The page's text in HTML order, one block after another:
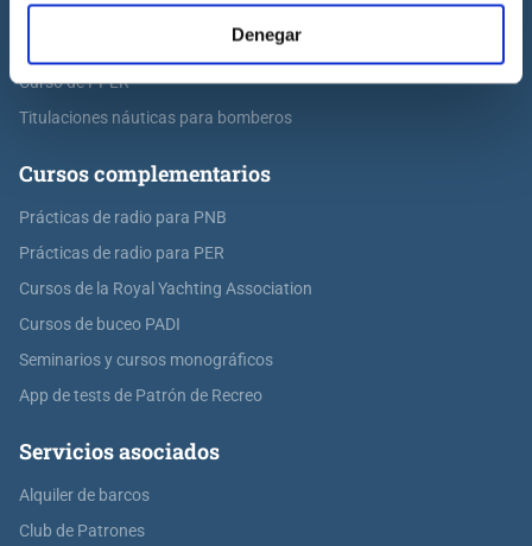
Denegar
Curso de Patrón de Yate
Curso de PPER
Titulaciones náuticas para bomberos
Cursos complementarios
Prácticas de radio para PNB
Prácticas de radio para PER
Cursos de la Royal Yachting Association
Cursos de buceo PADI
Seminarios y cursos monográficos
App de tests de Patrón de Recreo
Servicios asociados
Alquiler de barcos
Club de Patrones